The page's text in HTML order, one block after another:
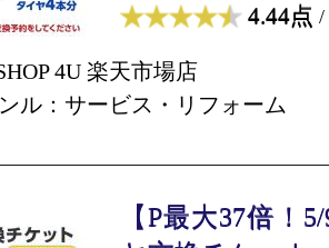
4.44点 /
4U 楽天市場店
ル：サービス・リフォーム
【P最大37倍！